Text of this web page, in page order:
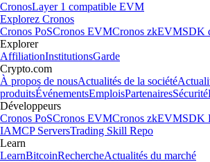
CronosLayer 1 compatible EVM
Explorez Cronos
Cronos PoSCronos EVMCronos zkEVMSDK
Explorer
AffiliationInstitutionsGarde
Crypto.com
À propos de nousActualités de la société
produitsÉvénementsEmploisPartenairesSécurité
Développeurs
Cronos PoSCronos EVMCronos zkEVMSDK
IAMCP ServersTrading Skill Repo
Learn
LearnBitcoinRechercheActualités du marché